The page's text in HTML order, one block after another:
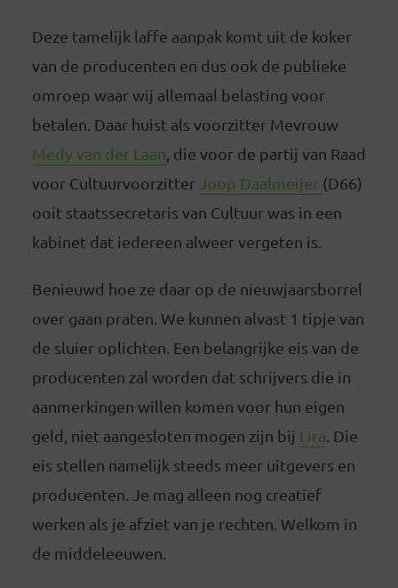
Deze tamelijk laffe aanpak komt uit de koker
van de producenten en dus ook de publieke
omroep waar wij allemaal belasting voor
betalen. Daar huist als voorzitter Mevrouw
Medy van der Laan , die voor de partij van Raad
voor Cultuurvoorzitter Joop Daalmeijer (D66)
ooit staatssecretaris van Cultuur was in een
kabinet dat iedereen alweer vergeten is.
Benieuwd hoe ze daar op de nieuwjaarsborrel
over gaan praten. We kunnen alvast 1 tipje van
de sluier oplichten. Een belangrijke eis van de
producenten zal worden dat schrijvers die in
aanmerkingen willen komen voor hun eigen
geld, niet aangesloten mogen zijn bij Lira . Die
eis stellen namelijk steeds meer uitgevers en
producenten. Je mag alleen nog creatief
werken als je afziet van je rechten. Welkom in
de middeleeuwen.